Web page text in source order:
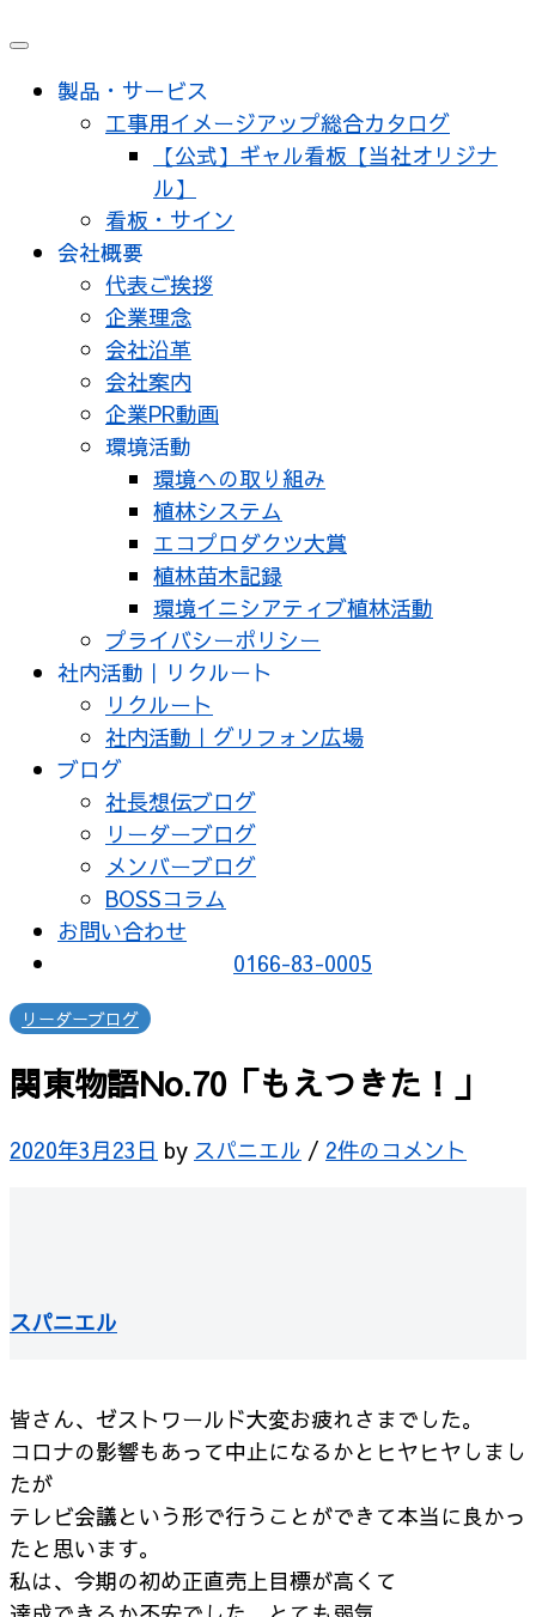
メ
製品・サービス
工事用イメージアップ総合カタログ
【公式】ギャル看板【当社オリジナ
ル】
看板・サイン
会社概要
代表ご挨拶
企業理念
会社沿革
会社案内
企業PR動画
環境活動
環境への取り組み
植林システム
エコプロダクツ大賞
植林苗木記録
環境イニシアティブ植林活動
プライバシーポリシー
社内活動｜リクルート
リクルート
社内活動｜グリフォン広場
ブログ
社長想伝ブログ
リーダーブログ
メンバーブログ
BOSSコラム
お問い合わせ
0166-83-0005
リーダーブログ
関東物語No.70「もえつきた！」
2020年3月23日 by スパニエル / 2件のコメント
スパニエル
皆さん、ゼストワールド大変お疲れさまでした。
コロナの影響もあって中止になるかとヒヤヒヤしまし
たが
テレビ会議という形で行うことができて本当に良かっ
たと思います。
私は、今期の初め正直売上目標が高くて